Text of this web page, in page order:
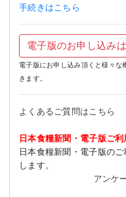
手続きはこちら
電子版のお申し込み
電子版にお申し込み頂くと様々
きます。
よくあるご質問はこちら
日本食糧新聞・電子版ご
日本食糧新聞・電子版の
します。
アンケ